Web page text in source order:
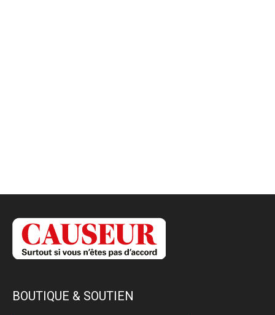
BOUTIQUE & SOUTIEN